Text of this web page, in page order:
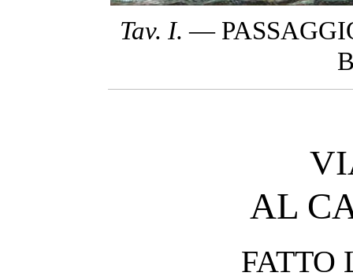
Tav. I. —
AL
FATTO